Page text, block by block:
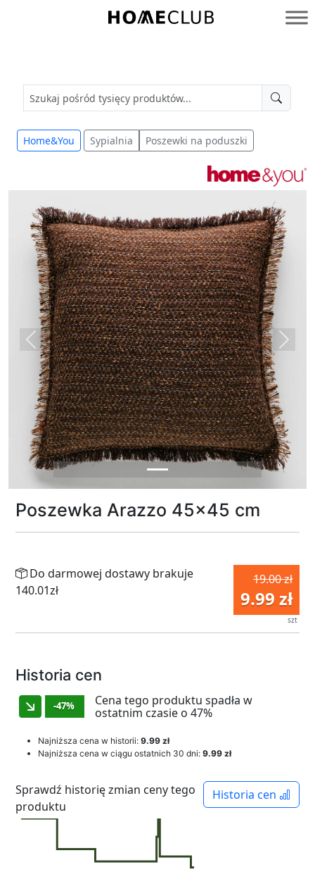
Homeclub
Home&You Sypialnia Poszewki na poduszki
Previous Next
Poszewka Arazzo 45x45 cm
19.00 zł
9.99 zł
szt
Do darmowej dostawy brakuje
140.01zł
Historia cen
-47%
Cena tego produktu spadła w
ostatnim czasie o 47%
Najniższa cena w historii: 9.99 zł
Najniższa cena w ciągu ostatnich 30 dni: 9.99 zł
Historia cen
Sprawdź historię zmian ceny tego
produktu